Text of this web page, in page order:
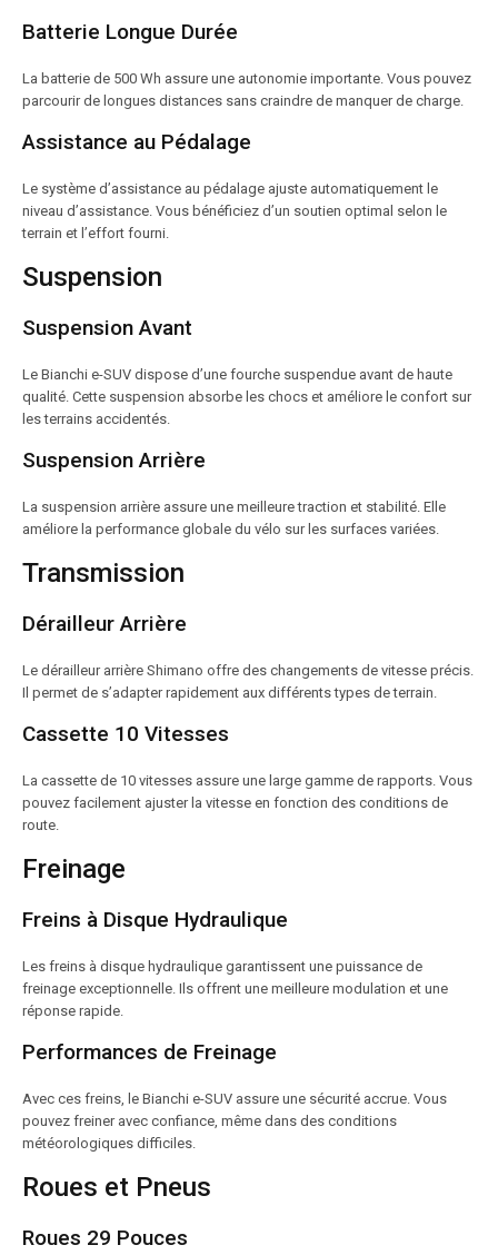
Batterie Longue Durée
La batterie de 500 Wh assure une autonomie importante. Vous pouvez
parcourir de longues distances sans craindre de manquer de charge.
Assistance au Pédalage
Le système d’assistance au pédalage ajuste automatiquement le
niveau d’assistance. Vous bénéficiez d’un soutien optimal selon le
terrain et l’effort fourni.
Suspension
Suspension Avant
Le Bianchi e-SUV dispose d’une fourche suspendue avant de haute
qualité. Cette suspension absorbe les chocs et améliore le confort sur
les terrains accidentés.
Suspension Arrière
La suspension arrière assure une meilleure traction et stabilité. Elle
améliore la performance globale du vélo sur les surfaces variées.
Transmission
Dérailleur Arrière
Le dérailleur arrière Shimano offre des changements de vitesse précis.
Il permet de s’adapter rapidement aux différents types de terrain.
Cassette 10 Vitesses
La cassette de 10 vitesses assure une large gamme de rapports. Vous
pouvez facilement ajuster la vitesse en fonction des conditions de
route.
Freinage
Freins à Disque Hydraulique
Les freins à disque hydraulique garantissent une puissance de
freinage exceptionnelle. Ils offrent une meilleure modulation et une
réponse rapide.
Performances de Freinage
Avec ces freins, le Bianchi e-SUV assure une sécurité accrue. Vous
pouvez freiner avec confiance, même dans des conditions
météorologiques difficiles.
Roues et Pneus
Roues 29 Pouces